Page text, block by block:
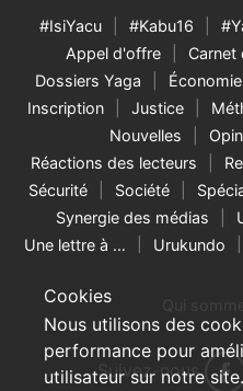
Cookies
Nous utilisons des
performance pour
utilisateur sur notre site.
#IsiYacu #Kabu16
Appel d'offre
Carnet
Dossiers Yaga
Économie
Inscription
Justice
Nouvelles
Réactions des lecteurs
Sécurité
Société
Synergie des médias
Une lettre à …
Urukundo
Suivez-nous